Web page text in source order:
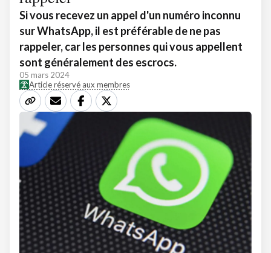
Si vous recevez un appel d'un numéro inconnu
sur WhatsApp, il est préférable de ne pas
rappeler, car les personnes qui vous appellent
sont généralement des escrocs.
05 mars 2024
Article réservé aux membres